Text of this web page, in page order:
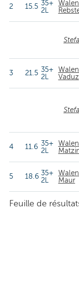
2 15.5 35+
2L
3 21.5 35+
2L
Vaduz
4 11.6 35+
2L
5 18.6 35+
2L
Maur
Feuille de